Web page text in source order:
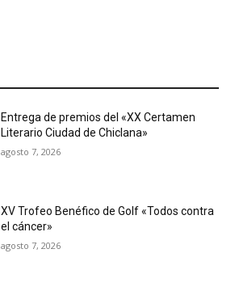
Entrega de premios del «XX Certamen
Literario Ciudad de Chiclana»
agosto 7, 2026
XV Trofeo Benéfico de Golf «Todos contra
el cáncer»
agosto 7, 2026